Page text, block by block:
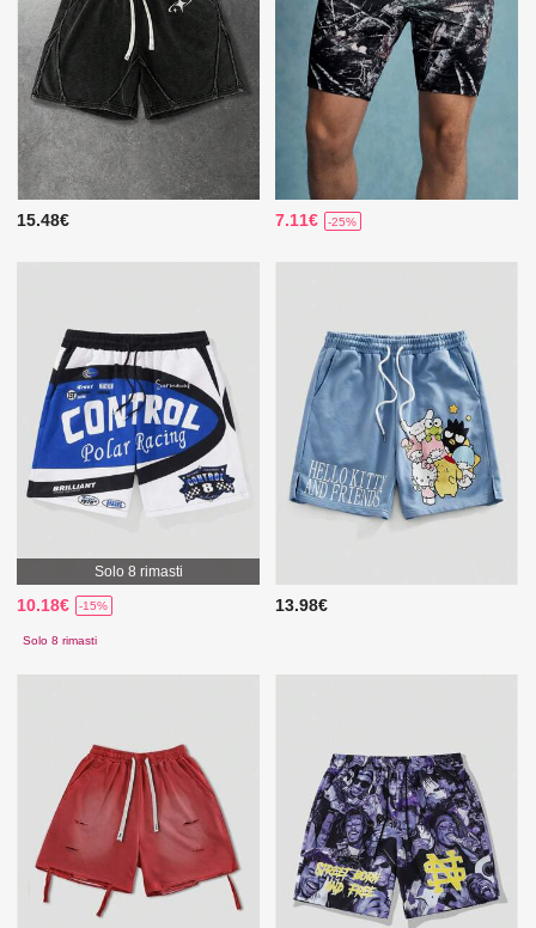
15.48€ 7.11€ -25%
Solo 8 rimasti
10.18€ -15%
Solo 8 rimasti
13.98€